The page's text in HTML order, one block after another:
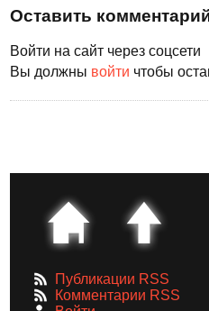
Оставить
Войти на сайт через соцсети
Вы должны войти чтобы
Публикации RSS
Комментарии RSS